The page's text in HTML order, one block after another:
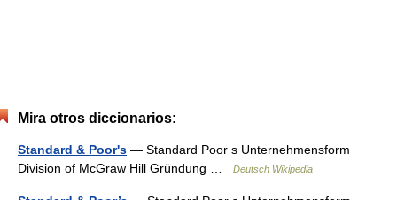
Mira otros diccionarios:
Standard & Poor's — Standard Poor s Unternehmensform
Division of McGraw Hill Gründung …
Deutsch Wikipedia